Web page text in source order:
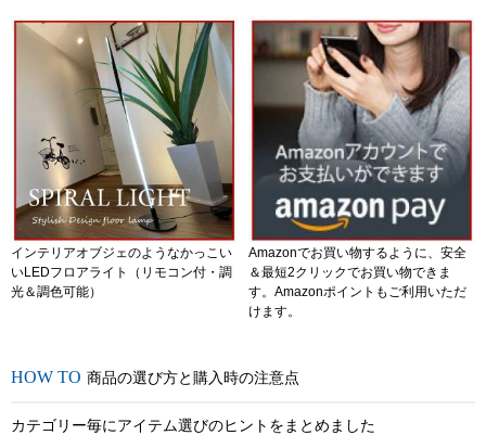
インテリアオブジェのようなかっこい
いLEDフロアライト（リモコン付・調
光＆調色可能）
Amazonでお買い物するように、安全
＆最短2クリックでお買い物できま
す。Amazonポイントもご利用いただ
けます。
商品の選び方と購入時の注意点
カテゴリー毎にアイテム選びのヒントをまとめました